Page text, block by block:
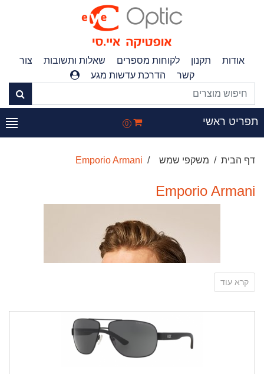
אודות תקנון לקוחות מספרים שאלות ותשובות
צור
קשר
הדרכת עדשות מגע
תפריט ראשי 0
דף הבית משקפי שמש Emporio Armani
Emporio Armani
קרא עוד